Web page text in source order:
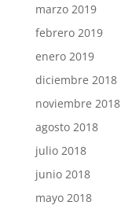
marzo 2019
febrero 2019
enero 2019
diciembre 2018
noviembre 2018
agosto 2018
julio 2018
junio 2018
mayo 2018